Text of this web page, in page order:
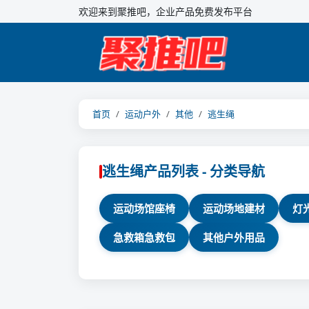
欢迎来到聚推吧，企业产品免费发布平台
首页 运动户外 其他 逃生绳
逃生绳产品列表 - 分类导航
运动场馆座椅 运动场地建材 灯
急救箱急救包 其他户外用品